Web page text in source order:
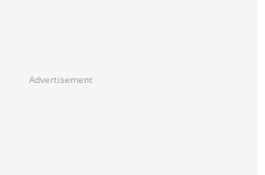
Advertisement